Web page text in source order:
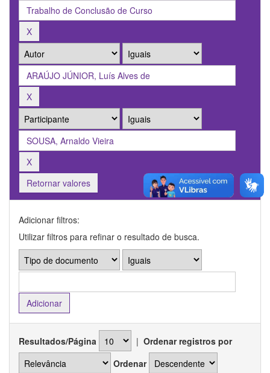
Retornar valores
Adicionar filtros:
Utilizar filtros para refinar o resultado de busca.
Resultados/Página | Ordenar registros por
Ordenar